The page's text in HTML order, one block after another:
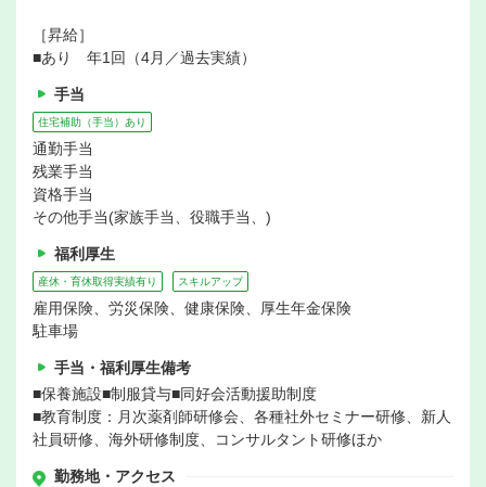
［昇給］
■あり 年1回（4月／過去実績）
手当
住宅補助（手当）あり
通勤手当
残業手当
資格手当
その他手当(家族手当、役職手当、)
福利厚生
産休・育休取得実績有り スキルアップ
雇用保険、労災保険、健康保険、厚生年金保険
駐車場
手当・福利厚生備考
■保養施設■制服貸与■同好会活動援助制度
■教育制度：月次薬剤師研修会、各種社外セミナー研修、新人
社員研修、海外研修制度、コンサルタント研修ほか
勤務地・アクセス